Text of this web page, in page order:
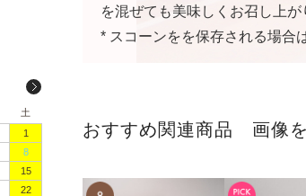
を混ぜても美味しくお召し上が
* スコーンをを保存される場合
おすすめ関連商品 画像を
土
1
8
15
22